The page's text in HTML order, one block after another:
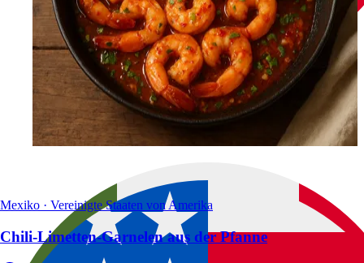
Mexiko · Vereinigte Staaten von Amerika
Chili-Limetten-Garnelen aus der Pfanne